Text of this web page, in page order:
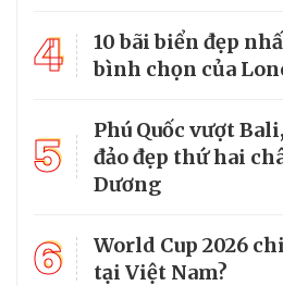
4
10 bãi biển đẹp
bình chọn của
5
Phú Quốc vượt
đảo đẹp thứ hai
Dương
6
World Cup 2026
tại Việt Nam?